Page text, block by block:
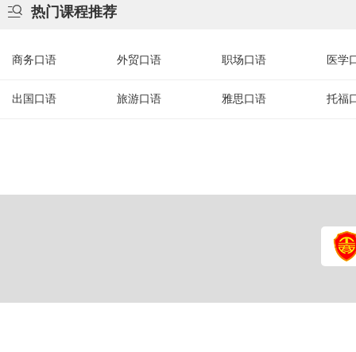
 热门课程推荐
商务口语 外贸口语 职场口语 医学
出国口语 旅游口语 雅思口语 托福